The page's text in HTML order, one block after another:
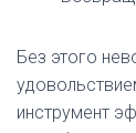
Без этого
инструмент